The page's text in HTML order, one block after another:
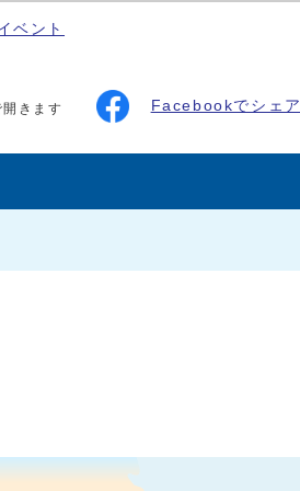
ベント
きます Facebookでシェア